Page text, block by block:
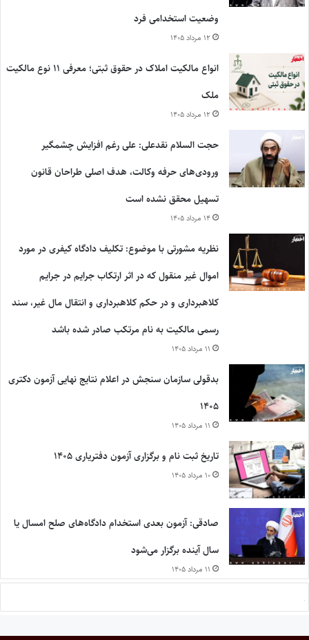
وضعیت استخدامی فرد
۱۲ مرداد ۱۴۰۵
انواع مالکیت املاک در حقوق ثبتی؛ معرفی ۱۱ نوع مالکیت
ملک
۱۲ مرداد ۱۴۰۵
حجت السلام نقدعلی: علی رغم افزایش چشمگیر
ورودی‌های حرفه وکالت، هدف اصلی طراحان قانون
تسهیل محقق نشده است
۱۴ مرداد ۱۴۰۵
نظریه مشورتی با موضوع: تکلیف دادگاه کیفری در مورد
اموال غیر منقول که در اثر ارتکاب جرایم در جرایم
کلاهبرداری و در حکم کلاهبرداری و انتقال مال غیر، سند
رسمی مالکیت به نام مرتکب صادر شده باشد
۱۱ مرداد ۱۴۰۵
بدقولی سازمان سنجش در اعلام نتایج نهایی آزمون دکتری
۱۴۰۵
۱۱ مرداد ۱۴۰۵
تاریخ ثبت نام و برگزاری آزمون دفتریاری ۱۴۰۵
۱۰ مرداد ۱۴۰۵
صادقی: آزمون بعدی استخدام دادگاه‌های صلح امسال یا
سال آینده برگزار می‌شود
۱۱ مرداد ۱۴۰۵